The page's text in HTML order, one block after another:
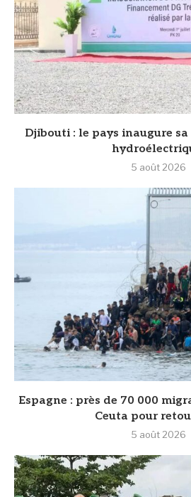
Djibouti : le pays inaugure
5 août 2026
‎Espagne : près de 70 000
Ceuta pour
5 août 2026